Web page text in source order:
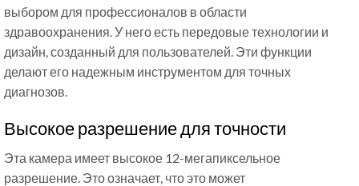
выбором для профессионалов в области
здравоохранения. У него есть передовые технологии и
дизайн, созданный для пользователей. Эти функции
делают его надежным инструментом для точных
диагнозов.
Высокое разрешение для точности
Эта камера имеет высокое 12-мегапиксельное
разрешение. Это означает, что это может